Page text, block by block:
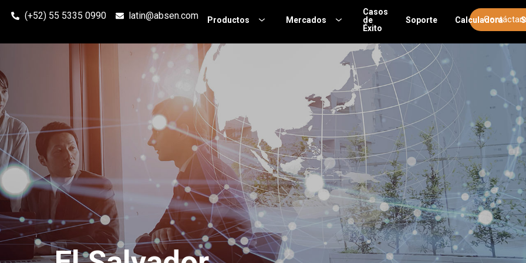
(+52) 55 5335 0990 latin@absen.com Productos Mercados
Casos
de
Éxito
Soporte Calculadora